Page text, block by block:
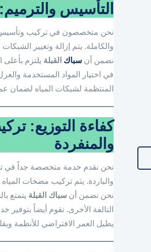
التأسيس
نحن متخصصون في تركيب وتأسيس
والكاملة. يتم إزالة وتغيير
نضمن أنسباك القبلة يلتزم بأعلى
في اختيار المواد المستخدمة
المنتظمة لشبكات المياه لضمان
كفاءة التوزيع:
والمنفردة
نحن نقدم خدمة متخصصة جداً في
والباردة. يتم تركيب مضخات
نحن نضمن أنسباك القبلة يتمتع
التالفة الأخرى. نقوم أيضاً
يطيل العمر الافتراضي للأنظمة